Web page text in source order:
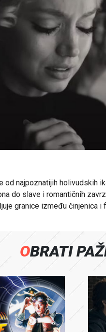
od najpoznatijih holivudskih
do slave i romantičnih
granice između činjenica
OBRATI